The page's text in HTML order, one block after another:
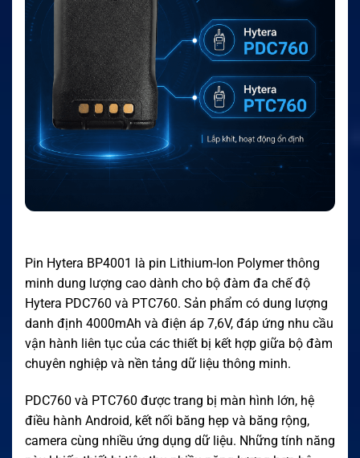
Pin Hytera BP4001 là pin Lithium-Ion Polymer thông
minh dung lượng cao dành cho bộ đàm đa chế độ
Hytera PDC760 và PTC760. Sản phẩm có dung lượng
danh định 4000mAh và điện áp 7,6V, đáp ứng nhu cầu
vận hành liên tục của các thiết bị kết hợp giữa bộ đàm
chuyên nghiệp và nền tảng dữ liệu thông minh.
PDC760 và PTC760 được trang bị màn hình lớn, hệ
điều hành Android, kết nối băng hẹp và băng rộng,
camera cùng nhiều ứng dụng dữ liệu. Những tính năng